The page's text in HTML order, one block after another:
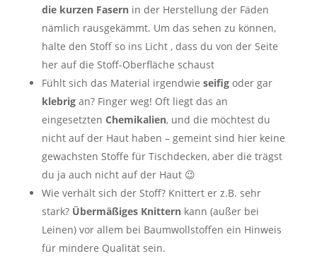
die kurzen Fasernin der Herstellung der Fäden
nämlich rausgekämmt. Um das sehen zu können,
halte den Stoff so ins Licht , dass du von der Seite
her auf die Stoff-Oberfläche schaust
Fühlt sich das Material irgendwie seifigoder gar
klebrigan? Finger weg! Oft liegt das an
eingesetzten Chemikalien, und die möchtest du
nicht auf der Haut haben – gemeint sind hier keine
gewachsten Stoffe für Tischdecken, aber die trägst
du ja auch nicht auf der Haut 😉
Wie verhält sich der Stoff? Knittert er z.B. sehr
stark? Übermäßiges Knitternkann (außer bei
Leinen) vor allem bei Baumwollstoffen ein Hinweis
für mindere Qualität sein.